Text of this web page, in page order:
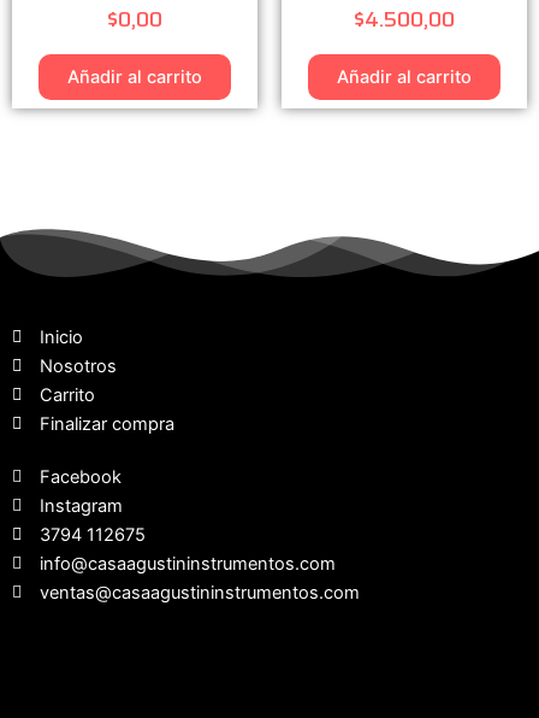
$0,00
Añadir al carrito
$4.500,00
Añadir al carrito
Inicio
Nosotros
Carrito
Finalizar compra
Facebook
Instagram
3794 112675
info@casaagustininstrumentos.com
ventas@casaagustininstrumentos.com